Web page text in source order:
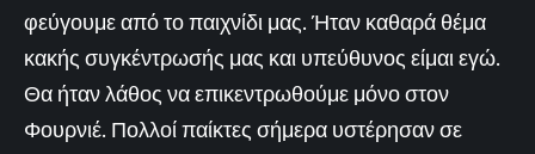
φεύγουμε από το παιχνίδι μας. Ήταν καθαρά θέμα
κακής συγκέντρωσής μας και υπεύθυνος είμαι εγώ.
Θα ήταν λάθος να επικεντρωθούμε μόνο στον
Φουρνιέ. Πολλοί παίκτες σήμερα υστέρησαν σε